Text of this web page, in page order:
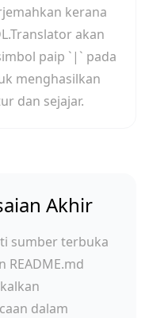
kerana
akan
paip `|` pada
menghasilkan
dan sejajar.
Akhir
sumber terbuka
dalam